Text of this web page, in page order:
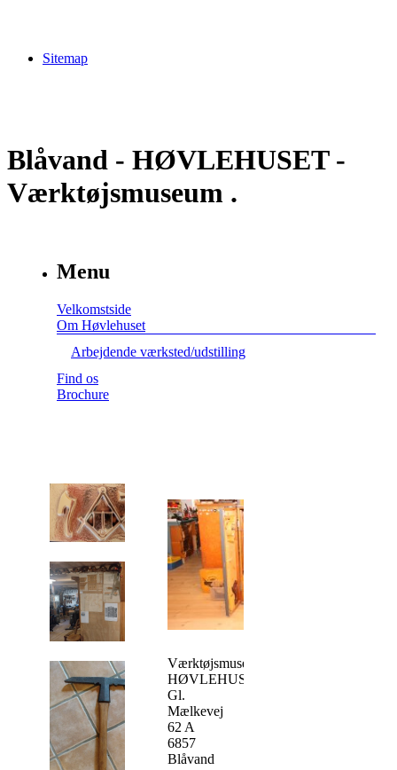
Sitemap
Blåvand - HØVLEHUSET -
Værktøjsmuseum .
Menu
Velkomstside
Om Høvlehuset
Arbejdende værksted/udstilling
Find os
Brochure
Værktøjsmuseet
HØVLEHUSET
Gl.
Mælkevej
62 A
6857
Blåvand